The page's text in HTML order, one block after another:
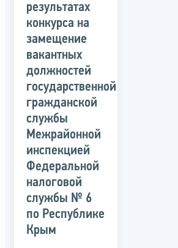
результатах
конкурса на
замещение
вакантных
должностей
государственной
гражданской
службы
Межрайонной
инспекцией
Федеральной
налоговой
службы № 6
по Республике
Крым